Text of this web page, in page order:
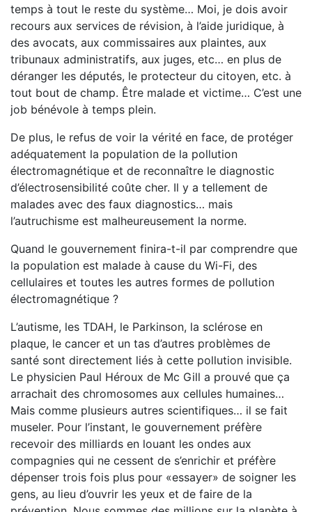
temps à tout le reste du système… Moi, je dois avoir
recours aux services de révision, à l’aide juridique, à
des avocats, aux commissaires aux plaintes, aux
tribunaux administratifs, aux juges, etc… en plus de
déranger les députés, le protecteur du citoyen, etc. à
tout bout de champ. Être malade et victime… C’est une
job bénévole à temps plein.
De plus, le refus de voir la vérité en face, de protéger
adéquatement la population de la pollution
électromagnétique et de reconnaître le diagnostic
d’électrosensibilité coûte cher. Il y a tellement de
malades avec des faux diagnostics… mais
l’autruchisme est malheureusement la norme.
Quand le gouvernement finira-t-il par comprendre que
la population est malade à cause du Wi-Fi, des
cellulaires et toutes les autres formes de pollution
électromagnétique ?
L’autisme, les TDAH, le Parkinson, la sclérose en
plaque, le cancer et un tas d’autres problèmes de
santé sont directement liés à cette pollution invisible.
Le physicien Paul Héroux de Mc Gill a prouvé que ça
arrachait des chromosomes aux cellules humaines…
Mais comme plusieurs autres scientifiques… il se fait
museler. Pour l’instant, le gouvernement préfère
recevoir des milliards en louant les ondes aux
compagnies qui ne cessent de s’enrichir et préfère
dépenser trois fois plus pour «essayer» de soigner les
gens, au lieu d’ouvrir les yeux et de faire de la